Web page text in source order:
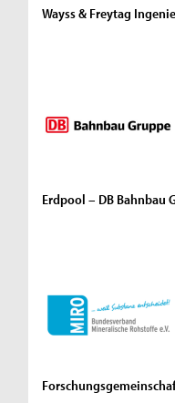
Wayss & Freytag
Erdpool – DB Bahnbau